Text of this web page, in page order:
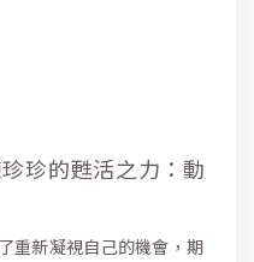
珍的甦活之力：動
重新凝視自己的機會，期